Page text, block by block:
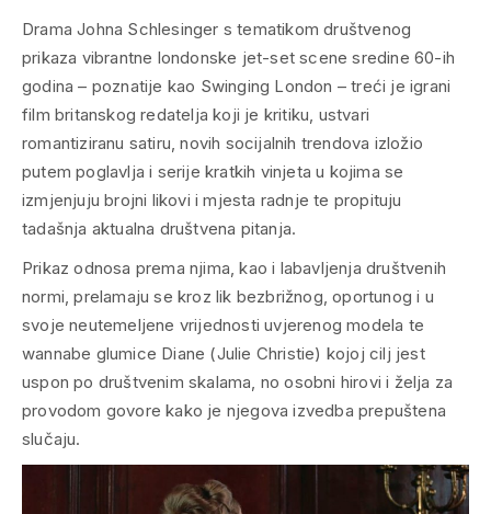
Drama Johna Schlesinger s tematikom društvenog
prikaza vibrantne londonske jet-set scene sredine 60-ih
godina – poznatije kao Swinging London – treći je igrani
film britanskog redatelja koji je kritiku, ustvari
romantiziranu satiru, novih socijalnih trendova izložio
putem poglavlja i serije kratkih vinjeta u kojima se
izmjenjuju brojni likovi i mjesta radnje te propituju
tadašnja aktualna društvena pitanja.
Prikaz odnosa prema njima, kao i labavljenja društvenih
normi, prelamaju se kroz lik bezbrižnog, oportunog i u
svoje neutemeljene vrijednosti uvjerenog modela te
wannabe glumice Diane (Julie Christie) kojoj cilj jest
uspon po društvenim skalama, no osobni hirovi i želja za
provodom govore kako je njegova izvedba prepuštena
slučaju.